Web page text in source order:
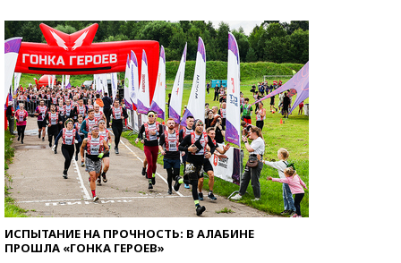
ИСПЫТАНИЕ НА ПРОЧНОСТЬ: В АЛАБИНЕ
ПРОШЛА «ГОНКА ГЕРОЕВ»